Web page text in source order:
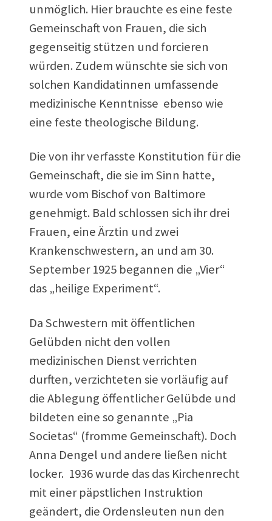
unmöglich. Hier brauchte es eine feste
Gemeinschaft von Frauen, die sich
gegenseitig stützen und forcieren
würden. Zudem wünschte sie sich von
solchen Kandidatinnen umfassende
medizinische Kenntnisse ebenso wie
eine feste theologische Bildung.
Die von ihr verfasste Konstitution für die
Gemeinschaft, die sie im Sinn hatte,
wurde vom Bischof von Baltimore
genehmigt. Bald schlossen sich ihr drei
Frauen, eine Ärztin und zwei
Krankenschwestern, an und am 30.
September 1925 begannen die „Vier“
das „heilige Experiment“.
Da Schwestern mit öffentlichen
Gelübden nicht den vollen
medizinischen Dienst verrichten
durften, verzichteten sie vorläufig auf
die Ablegung öffentlicher Gelübde und
bildeten eine so genannte „Pia
Societas“ (fromme Gemeinschaft). Doch
Anna Dengel und andere ließen nicht
locker. 1936 wurde das das Kirchenrecht
mit einer päpstlichen Instruktion
geändert, die Ordensleuten nun den